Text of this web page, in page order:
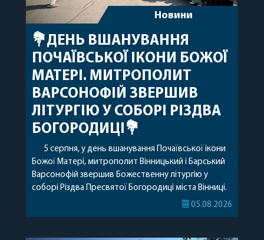
Новини
💐ДЕНЬ ВШАНУВАННЯ
ПОЧАЇВСЬКОЇ ІКОНИ БОЖОЇ
МАТЕРІ. МИТРОПОЛИТ
ВАРСОНОФІЙ ЗВЕРШИВ
ЛІТУРГІЮ У СОБОРІ РІЗДВА
БОГОРОДИЦІ💐
5 серпня, у день вшанування Почаївської ікони
Божої Матері, митрополит Вінницький і Барський
Варсонофій звершив Божественну літургію у
соборі Різдва Пресвятої Богородиці міста Вінниці.
Його Високопреосвященству співслужили05.08.2026